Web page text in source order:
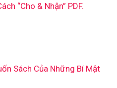
“Cho & Nhận” PDF.
Sách Của Những Bí Mật